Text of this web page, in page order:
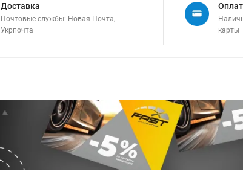
Доставка
Почтовые службы: Новая Почта,
Укрпочта
карты